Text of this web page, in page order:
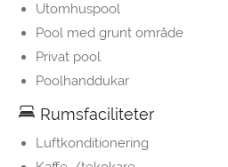
Utomhuspool
Pool med grunt område
Privat pool
Poolhanddukar
Rumsfaciliteter
Luftkonditionering